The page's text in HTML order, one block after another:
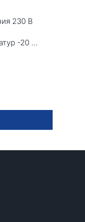
230 В
-20 …